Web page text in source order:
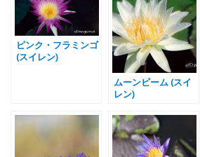
ピンク・フラミンゴ
(スイレン)
ムーンビーム (スイ
レン)